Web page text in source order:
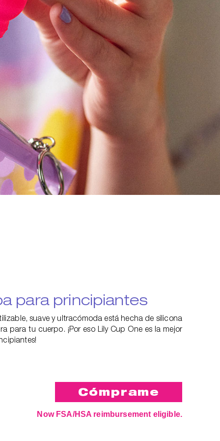
para principiantes
suave y ultracómoda está hecha de silicona
para tu cuerpo. ¡Por eso Lily Cup One es la mejor
Now FSA/HSA reimbursement eligible.